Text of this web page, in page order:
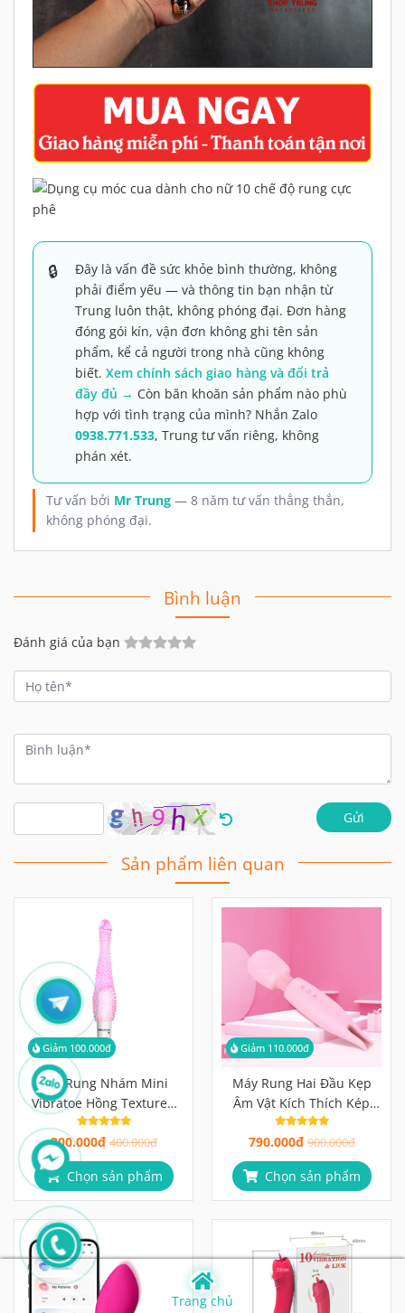
Đây là vấn đề sức khỏe bình thường, không
phải điểm yếu — và thông tin bạn nhận từ
đóng gói kín, vận đơn không ghi tên sản
hợp với tình trạng của mình? Nhắn Zalo
0938.771.533, Trung tư vấn riêng, không
phán xét.
Tư vấn bởi Mr Trung— 8 năm tư vấn thẳng thắn,
không phóng đại.
Đánh giá của bạn
Cây Rung Nhám Mini
Vibratoe Hồng Textured
Bullet Vibrator
300.000đ 400.000đ
Chọn sản phẩm
Giảm 110.000đ
Máy Rung Hai Đầu Kẹp
Âm Vật Kích Thích Kép
Điểm G & Âm Vật Cùng
Lúc
790.000đ 900.000đ
Chọn sản phẩm
Giảm 210.000đ
Lovense Flexer Máy Rung
3 Động Cơ, Chuyển Động
Mô Phỏng Ngón Tay Đồng
Máy Rung Liếm Akasi 2in1
Lưỡi Ngoáy Mô Phỏng Tự
Nhiên Đầu Rung, 10 Chế
Trang chủ